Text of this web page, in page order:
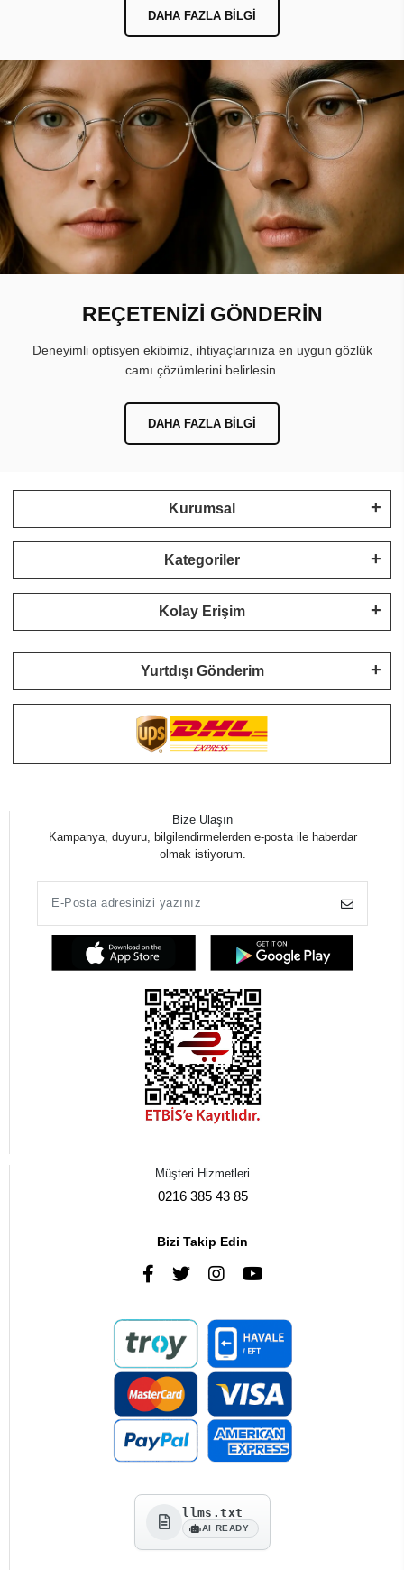
DAHA FAZLA BILGI
REÇETENİZİ GÖNDERİN
Deneyimli optisyen ekibimiz, ihtiyaçlarınıza en uygun gözlük
camı çözümlerini belirlesin.
DAHA FAZLA BILGI
Kurumsal
Kategoriler
Kolay Erişim
Yurtdışı Gönderim
Bize Ulaşın
Kampanya, duyuru, bilgilendirmelerden e-posta ile haberdar
olmak istiyorum.
Müşteri Hizmetleri
0216 385 43 85
Bizi Takip Edin
llms.txt
AI READY